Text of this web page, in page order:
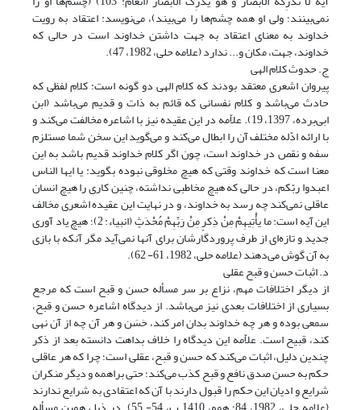
نمی‌بینند؛ ‌ولی او همه چشم‌ها را می‌بیند)، می‌نویسد: اعتقاد به رویت
خداوند به معنای اعتقاد به جهت داشتن خداوند است در حالی که
خداوند، جهت، مکان و... ندارد (علامه حلی، 1982، 47).
ج. حدوث کلام الهی
پیروان اشعری معتقد بودند که کلام الهی دو گونه است:‌ کلام لفظی که
حادث می‌باشد و کلام نفسانی که قائم به ذات و قدیم می‌باشد (ابن
ابی‌برده، 1397، 19). علاّمه در این عقیده نیز با اشاعره مخالفت می‌کند و
با ارائه ادّله مختلف آن را ابطال می‌کند و می‌گوید این سخن شما مستلزم
سفه و نقص در خداوند است، چون اگر کلام خداوند قدیم باشد به این
معنا است که خداوند وقتی که هیچ مخلوقی نبوده بگوید: یا ایها الناس
اعبدوا ربّکم، در حالی که هیچ مخاطبی نداشته، چنین کاری را هیچ انسان
عاقلی نمی‌کند چه رسد به خداوند‌، و در نهایت این عقیده اشعری مخالف
این آیه است: ما یأْتِیهِمْ مِنْ ذِکرٍ مِنْ رَبِّهِمْ مُحْدَثٍ (انبیاء: 2)؛ هیچ یاد آوری
جدید و تازه‌ای از طرف پروردگارشان برای آنها نمی‌آید مگر آنکه با بازی
به آن گوش می‌دهند (علامه حلی، 1982، 61- 62).
د. اثبات حسن و قبح عقلی
از دیگر اختلافات مهم، نزاع بر سر مسأله حسن و قبح است که مرجع
بسیاری از اختلافات بعدی نیز می‌باشد. از دیدگاه اشاعره حسن و قبح،
سمعی بوده و هر چه خداوند بدان امر کند، ‌حَسَن و هر آن چه از آن نهی
کند، قبیح است. علاّمه این دیدگاه را خلاف بداهت دانسته بعد از ذکر
چندین دلیل، اثبات می‌‌کند که حسن و قبح، عقلی است؛ چرا که هر عاقلی
حکم به حسن صدق نافع و قبح کذب می‌کند؛‌ حتی براهمه و دیگر منکران
شرایع و ادیان این حکم را قبول دارند با آن که اعتقادی به شرایع ندارند